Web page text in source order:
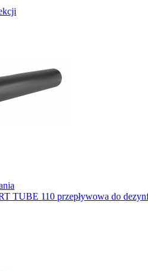
TUBE 110 przepływowa do